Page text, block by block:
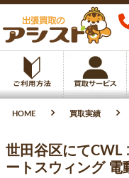
HOME 買取実績
世田谷区にてCWL
ートスウィング 電